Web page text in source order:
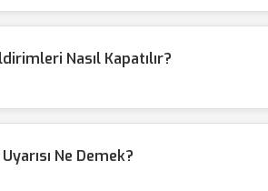
Nasıl Kapatılır?
Ne Demek?